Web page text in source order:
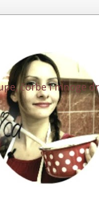
čorbe i mnoge